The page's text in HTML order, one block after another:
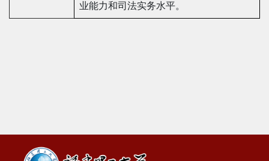
业能力和司法实务水平。